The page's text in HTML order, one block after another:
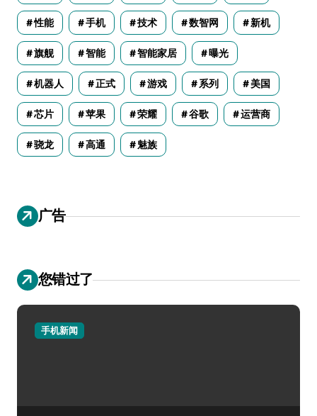
性能 手机 技术 数智网 新机
旗舰 智能 智能家居 曝光
机器人 正式 游戏 系列 美国
芯片 苹果 荣耀 谷歌 运营商
骁龙 高通 魅族
广告
您错过了
手机新闻